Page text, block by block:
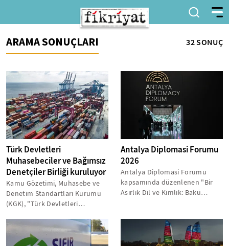
ARAMA SONUÇLARI 32 SONUÇ
Türk Devletleri
Muhasebeciler ve Bağımsız
Denetçiler Birliği kuruluyor
Kamu Gözetimi, Muhasebe ve
Denetim Standartları Kurumu
(KGK), "Türk Devletleri
Denetçiler...
Antalya Diplomasi Forumu
2026
Antalya Diplomasi Forumu
kapsamında düzenlenen "Bir
Asırlık Dil ve Kimlik: Bakü